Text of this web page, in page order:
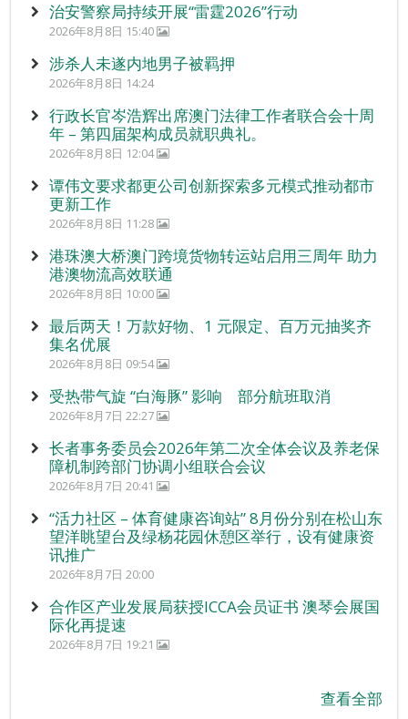
治安警察局持续开展“雷霆2026”行动
2026年8月8日 15:40
涉杀人未遂内地男子被羁押
2026年8月8日 14:24
行政长官岑浩辉出席澳门法律工作者联合会十周
年 – 第四届架构成员就职典礼。
2026年8月8日 12:04
谭伟文要求都更公司创新探索多元模式推动都市
更新工作
2026年8月8日 11:28
港珠澳大桥澳门跨境货物转运站启用三周年 助力
港澳物流高效联通
2026年8月8日 10:00
最后两天！万款好物、1 元限定、百万元抽奖齐
集名优展
2026年8月8日 09:54
受热带气旋 “白海豚” 影响 部分航班取消
2026年8月7日 22:27
长者事务委员会2026年第二次全体会议及养老保
障机制跨部门协调小组联合会议
2026年8月7日 20:41
“活力社区 – 体育健康咨询站” 8月份分别在松山东
望洋眺望台及绿杨花园休憩区举行，设有健康资
讯推广
2026年8月7日 20:00
合作区产业发展局获授ICCA会员证书 澳琴会展国
际化再提速
2026年8月7日 19:21
查看全部